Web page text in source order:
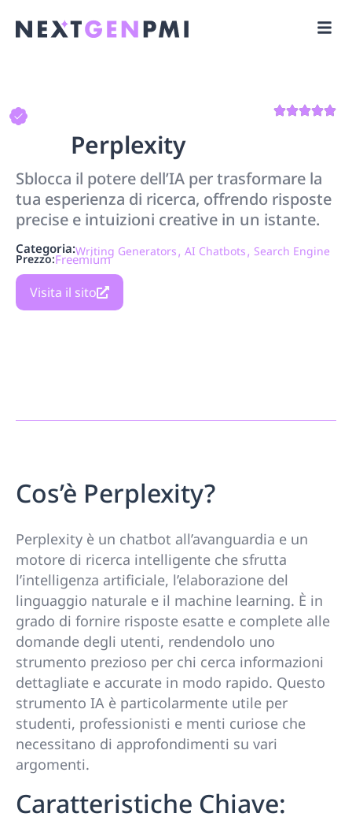
Perplexity
Sblocca il potere dell’IA per trasformare la
tua esperienza di ricerca, offrendo risposte
precise e intuizioni creative in un istante.
Categoria:Writing Generators, AI Chatbots, Search Engine
Prezzo:Freemium
Visita il sito
Cos’è Perplexity?
Perplexity è un chatbot all’avanguardia e un
motore di ricerca intelligente che sfrutta
l’intelligenza artificiale, l’elaborazione del
linguaggio naturale e il machine learning. È in
grado di fornire risposte esatte e complete alle
domande degli utenti, rendendolo uno
strumento prezioso per chi cerca informazioni
dettagliate e accurate in modo rapido. Questo
strumento IA è particolarmente utile per
studenti, professionisti e menti curiose che
necessitano di approfondimenti su vari
argomenti.
Caratteristiche Chiave: